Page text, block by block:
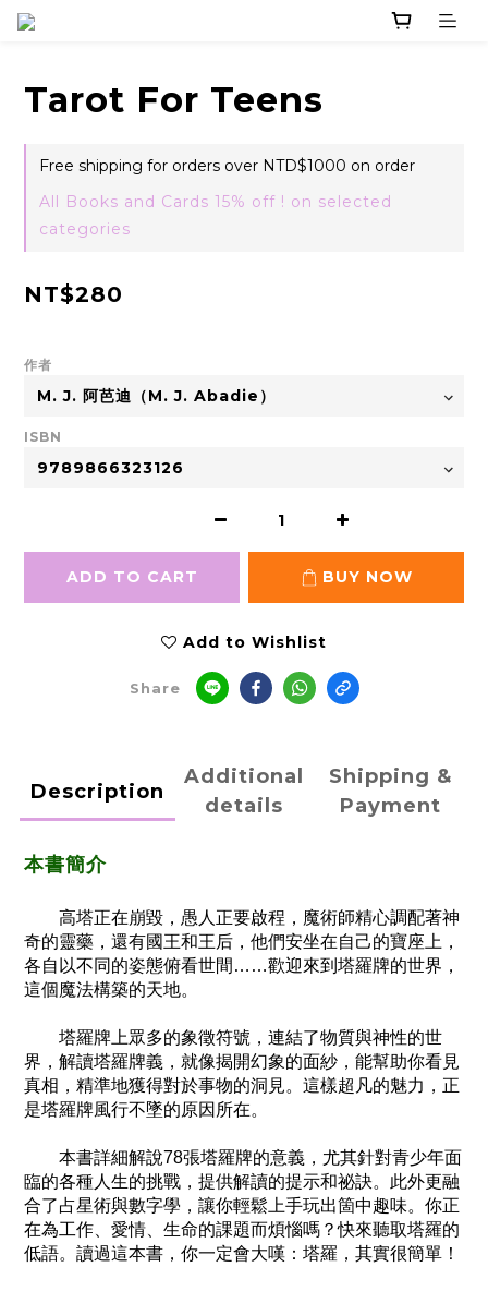
Tarot For Teens
Free shipping for orders over NTD$1000 on order
All Books and Cards 15% off ! on selected
categories
NT$280
作者
ISBN
ADD TO CART BUY NOW
Add to Wishlist
Share
Description
Additional
details
Shipping &
Payment
本書簡介
高塔正在崩毀，愚人正要啟程，魔術師精心調配著神
奇的靈藥，還有國王和王后，他們安坐在自己的寶座上，
各自以不同的姿態俯看世間……歡迎來到塔羅牌的世界，
這個魔法構築的天地。
塔羅牌上眾多的象徵符號，連結了物質與神性的世
界，解讀塔羅牌義，就像揭開幻象的面紗，能幫助你看見
真相，精準地獲得對於事物的洞見。這樣超凡的魅力，正
是塔羅牌風行不墜的原因所在。
本書詳細解說78張塔羅牌的意義，尤其針對青少年面
臨的各種人生的挑戰，提供解讀的提示和祕訣。此外更融
合了占星術與數字學，讓你輕鬆上手玩出箇中趣味。你正
在為工作、愛情、生命的課題而煩惱嗎？快來聽取塔羅的
低語。讀過這本書，你一定會大嘆：塔羅，其實很簡單！